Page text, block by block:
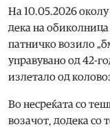
На 10.05.2026 околу
дека на
патничко возило
управувано од 42-
излетало од
Во несреќата со
возачот, додека со